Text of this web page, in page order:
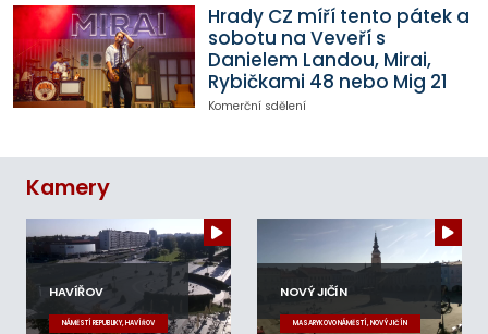
Hrady CZ míří tento pátek a
sobotu na Veveří s
Danielem Landou, Mirai,
Rybičkami 48 nebo Mig 21
Komerční sdělení
Kamery
HAVÍŘOV
NÁMĚSTÍ REPUBLIKY, HAVÍŘOV
NOVÝ JIČÍN
MASARYKOVO NÁMĚSTÍ, NOVÝ JIČÍN